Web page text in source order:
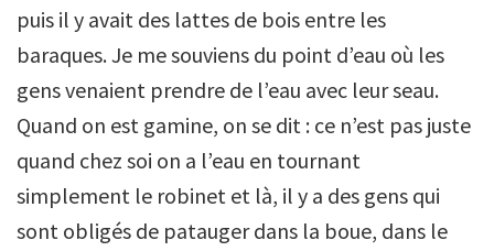
puis il y avait des lattes de bois entre les
baraques. Je me souviens du point d’eau où les
gens venaient prendre de l’eau avec leur seau.
Quand on est gamine, on se dit : ce n’est pas juste
quand chez soi on a l’eau en tournant
simplement le robinet et là, il y a des gens qui
sont obligés de patauger dans la boue, dans le